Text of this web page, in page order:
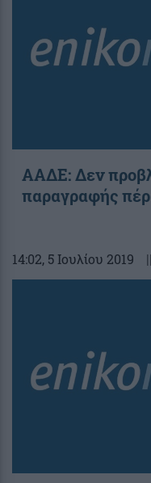
ΑΑΔΕ: Δεν
παραγραφής
14:02, 5 Ιουλίου 2019 ||